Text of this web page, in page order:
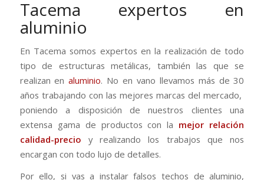
Tacema expertos en
aluminio
En Tacema somos expertos en la realización de todo
tipo de estructuras metálicas, también las que se
realizan enaluminio. No en vano llevamos más de 30
años trabajando con las mejores marcas del mercado,
poniendo a disposición de nuestros clientes una
extensa gama de productos con la mejor relación
calidad-precio y realizando los trabajos que nos
encargan con todo lujo de detalles.
Por ello, si vas a instalar falsos techos de aluminio,